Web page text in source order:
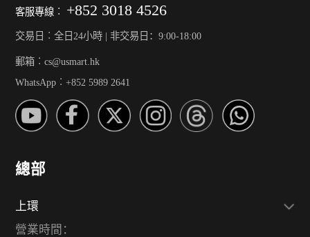
客服專線︰ +852 3018 4526
交易日︰全日24小時 | 非交易日：9:00-18:00
郵箱︰cs@usmart.hk
WhatsApp︰+852 5989 2641
總部
上環
營業時間：